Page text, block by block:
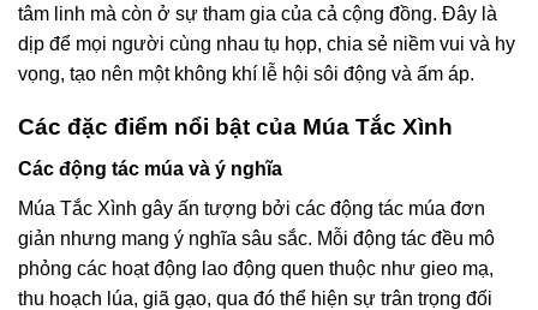
tâm linh mà còn ở sự tham gia của cả cộng đồng. Đây là
dịp để mọi người cùng nhau tụ họp, chia sẻ niềm vui và hy
vọng, tạo nên một không khí lễ hội sôi động và ấm áp.
Các đặc điểm nổi bật của Múa Tắc Xình
Các động tác múa và ý nghĩa
Múa Tắc Xình gây ấn tượng bởi các động tác múa đơn
giản nhưng mang ý nghĩa sâu sắc. Mỗi động tác đều mô
phỏng các hoạt động lao động quen thuộc như gieo mạ,
thu hoạch lúa, giã gạo, qua đó thể hiện sự trân trọng đối